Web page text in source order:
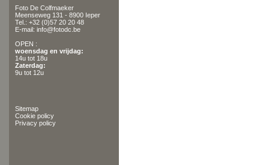
Foto De Colfmaeker
Meenseweg 131 - 8900 Ieper
Tel.: +32 (0)57 20 20 48
E-mail: info@fotodc.be
OPEN :
woensdag en vrijdag:
14u tot 18u
Zaterdag:
9u tot 12u
Sitemap
Cookie policy
Privacy policy